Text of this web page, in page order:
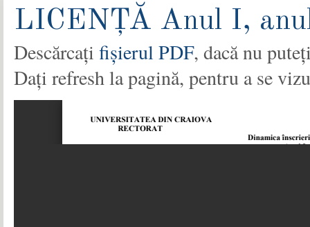
LICENŢĂ Anul I,
Descărcați fișierul PDF, dacă nu
Dați refresh la pagină, pentru a se